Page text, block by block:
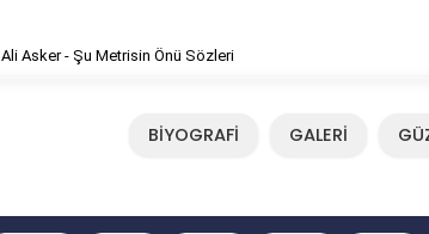
Ali Asker - Şu Metrisin Önü Sözleri
BİYOGRAFİ GALERİ